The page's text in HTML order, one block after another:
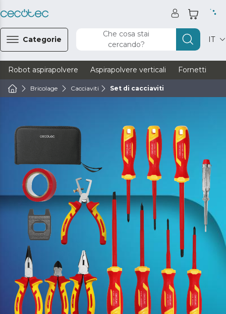
Categorie
Che cosa stai
cercando?
IT
Robot aspirapolvere Aspirapolvere verticali Fornetti
Bricolage Cacciaviti Set di cacciaviti